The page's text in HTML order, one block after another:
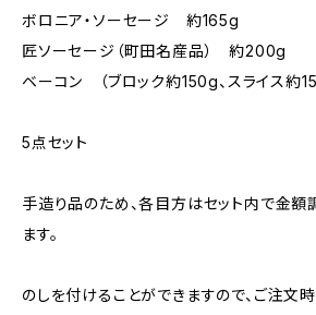
ボロニア・ソーセージ 約165g
匠ソーセージ（町田名産品） 約200g
ベーコン （ブロック約150g、スライス約
5点セット
手造り品のため、各目方はセット内で金
ます。
のしを付けることができますので、ご注文